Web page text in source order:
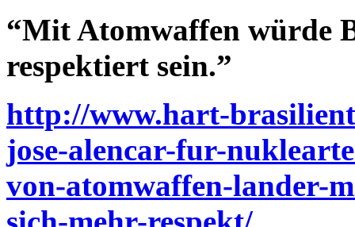
“Mit Atomwaffen würde
respektiert sein.”
http://www.hart-
jose-alencar-fur-
von-atomwaffen-lander-